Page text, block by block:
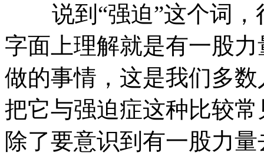
说到“强迫”这个词，
字面上理解就是有一股
做的事情，这是我们多
把它与强迫症这种比较
除了要意识到有一股力